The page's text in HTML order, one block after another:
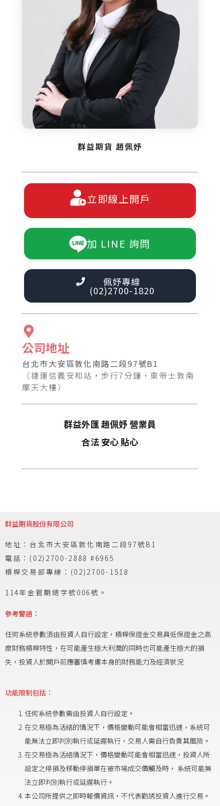
群益期貨 趙佩妤
立即線上開戶
加 LINE 詢問
佩妤專線
(02)2700-1820
公司地址
台北市大安區敦化南路二段97號B1
（捷運信義安和站，步行7分鐘，東帝士敦南
摩天大樓）
群益外匯 趙佩妤 營業員
合法 安心 貼心
群益期貨股份有限公司
地址：台北市大安區敦化南路二段97號B1
電話：(02)2700-2888 #6965
槓桿交易部專線：(02)2700-1518
114年金管期總字號006號。
參考警語：
任何系統參數須由投資人自行設定，槓桿保證金交易具低保證金之高
度財務槓桿特性，在可能產生極大利潤的同時也可能產生極大的損
失，投資人於開戶前應審慎考慮本身的財務能力及經濟狀況
功能限制包括：
任何系統參數需由投資人自行設定。
在交易極為活絡的情況下，價格變動可能會相當迅速，系統可
能無法立即判別執行或延遲執行，交易人需自行負責其風險。
在交易極為活絡情況下，價格變動可能會相當迅速，投資人所
設定之停損及移動停損單在被市場成交價觸及時， 系統可能無
法立即判別執行或延遲執行。
本公司所提供之即時報價資訊，不代表勸誘投資人進行交易。